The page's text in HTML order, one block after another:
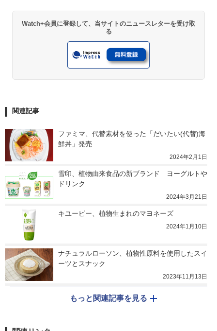
Watch+会員に登録して、当サイトのニュースレターを受け取
る
関連記事
ファミマ、代替素材を使った「だいたい(代替)海
鮮丼」発売
2024年2月1日
雪印、植物由来食品の新ブランド　ヨーグルトや
ドリンク
2024年3月21日
キユーピー、植物生まれのマヨネーズ
2024年1月10日
ナチュラルローソン、植物性原料を使用したスイ
ーツとスナック
2023年11月13日
もっと関連記事を見る